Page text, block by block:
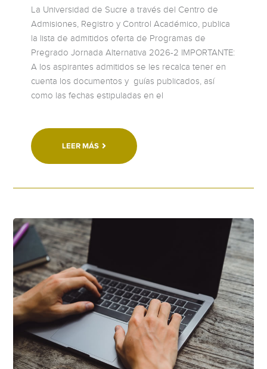
La Universidad de Sucre a través del Centro de
Admisiones, Registro y Control Académico, publica
la lista de admitidos oferta de Programas de
Pregrado Jornada Alternativa 2026-2 IMPORTANTE:
A los aspirantes admitidos se les recalca tener en
cuenta los documentos y guías publicados, así
como las fechas estipuladas en el
LEER MÁS